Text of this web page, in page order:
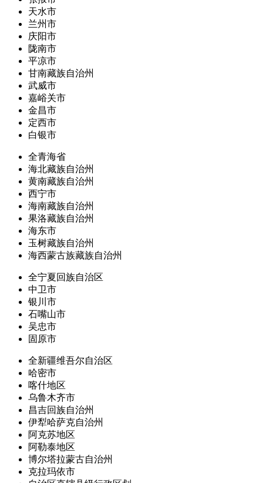
天水市
兰州市
庆阳市
陇南市
平凉市
甘南藏族自治州
武威市
嘉峪关市
金昌市
定西市
白银市
全青海省
海北藏族自治州
黄南藏族自治州
西宁市
海南藏族自治州
果洛藏族自治州
海东市
玉树藏族自治州
海西蒙古族藏族自治州
全宁夏回族自治区
中卫市
银川市
石嘴山市
吴忠市
固原市
全新疆维吾尔自治区
哈密市
喀什地区
乌鲁木齐市
昌吉回族自治州
伊犁哈萨克自治州
阿克苏地区
阿勒泰地区
博尔塔拉蒙古自治州
克拉玛依市